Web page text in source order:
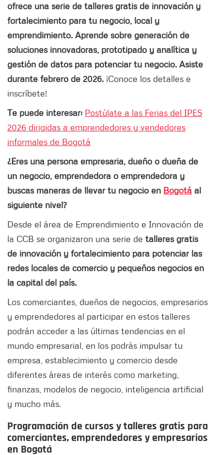
ofrece una serie de talleres gratis de innovación y
fortalecimiento para tu negocio, local y
emprendimiento. Aprende sobre generación de
soluciones innovadoras, prototipado y analítica y
gestión de datos para potenciar tu negocio. Asiste
durante febrero de 2026. ¡Conoce los detalles e
inscríbete!
Te puede interesar: Postúlate a las Ferias del IPES
2026 dirigidas a emprendedores y vendedores
informales de Bogotá
¿Eres una persona empresaria, dueño o dueña de
un negocio, emprendedora o emprendedora y
buscas maneras de llevar tu negocio en Bogotá al
siguiente nivel?
Desde el área de Emprendimiento e Innovación de
la CCB se organizaron una serie de talleres gratis
de innovación y fortalecimiento para potenciar las
redes locales de comercio y pequeños negocios en
la capital del país.
Los comerciantes, dueños de negocios, empresarios
y emprendedores al participar en estos talleres
podrán acceder a las últimas tendencias en el
mundo empresarial, en los podrás impulsar tu
empresa, establecimiento y comercio desde
diferentes áreas de interés como marketing,
finanzas, modelos de negocio, inteligencia artificial
y mucho más.
Programación de cursos y talleres gratis para
comerciantes, emprendedores y empresarios
en Bogotá